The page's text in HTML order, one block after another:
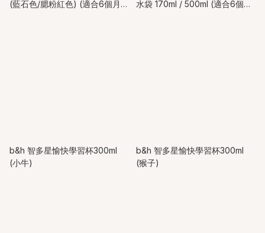
(藍石色/腮粉紅色) (適合6個月以
水袋 170ml / 500ml (適合6個月
b&h 智多星愉快學習杯300ml
(小牛)
b&h 智多星愉快學習杯300ml
(猴子)